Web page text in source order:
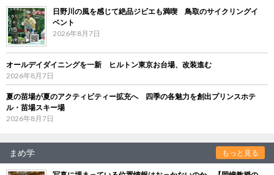
日野川の風を感じて絶品ジビエも満喫 鳥取のサイクリングイ
ベント
2026年8月7日
オールデイダイニングを一新 ヒルトン東京お台場、改装進む
2026年8月7日
夏の苗場が夏のアクティビティー拡充へ 四季の各魅力を創出プリンスホテ
ル・苗場スキー場
2026年8月7日
まめ学 もっと見る